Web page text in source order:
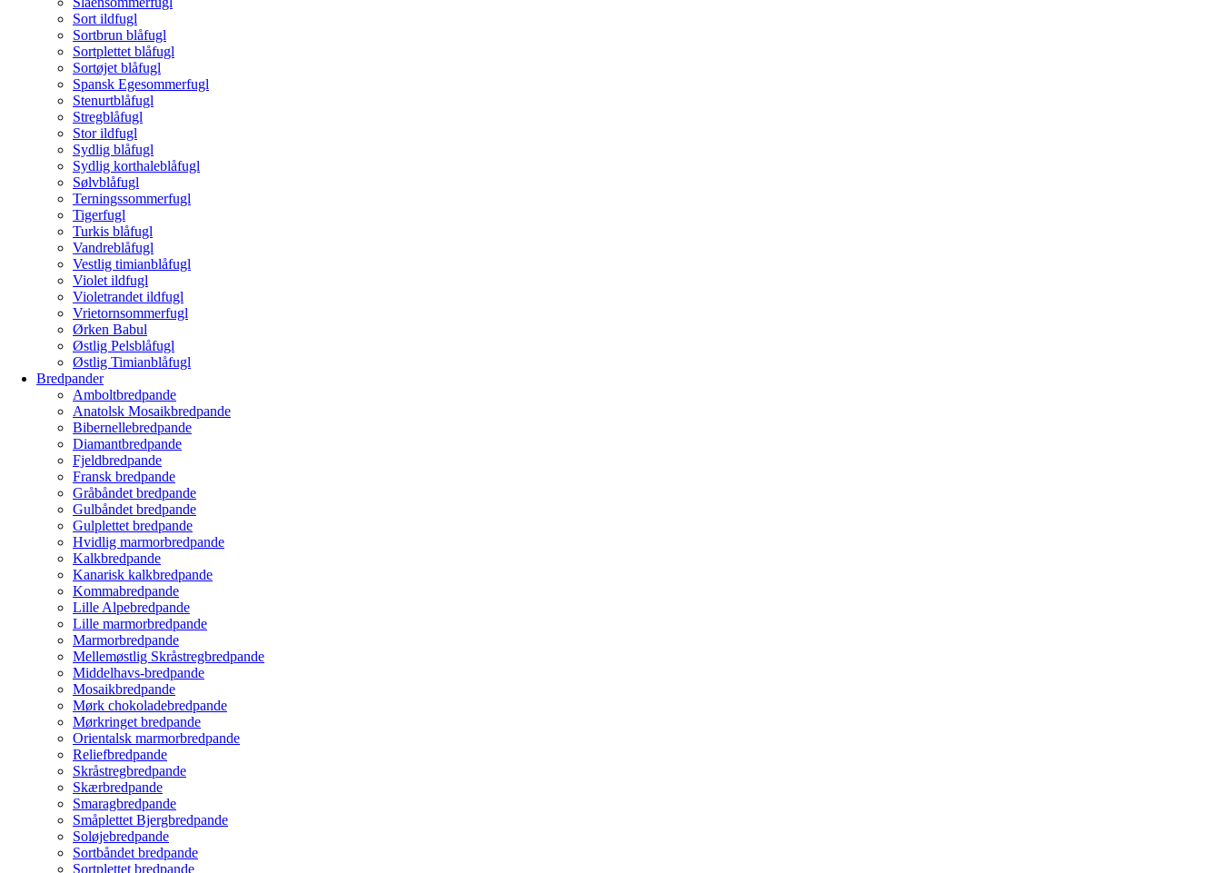
Sort ildfugl
Sortbrun blåfugl
Sortplettet blåfugl
Sortøjet blåfugl
Spansk Egesommerfugl
Stenurtblåfugl
Stregblåfugl
Stor ildfugl
Sydlig blåfugl
Sydlig korthaleblåfugl
Sølvblåfugl
Terningssommerfugl
Tigerfugl
Turkis blåfugl
Vandreblåfugl
Vestlig timianblåfugl
Violet ildfugl
Violetrandet ildfugl
Vrietornsommerfugl
Ørken Babul
Østlig Pelsblåfugl
Østlig Timianblåfugl
Bredpander
Amboltbredpande
Anatolsk Mosaikbredpande
Bibernellebredpande
Diamantbredpande
Fjeldbredpande
Fransk bredpande
Gråbåndet bredpande
Gulbåndet bredpande
Gulplettet bredpande
Hvidlig marmorbredpande
Kalkbredpande
Kanarisk kalkbredpande
Kommabredpande
Lille Alpebredpande
Lille marmorbredpande
Marmorbredpande
Mellemøstlig Skråstregbredpande
Middelhavs-bredpande
Mosaikbredpande
Mørk chokoladebredpande
Mørkringet bredpande
Orientalsk marmorbredpande
Reliefbredpande
Skråstregbredpande
Skærbredpande
Smaragbredpande
Småplettet Bjergbredpande
Soløjebredpande
Sortbåndet bredpande
Sortplettet bredpande